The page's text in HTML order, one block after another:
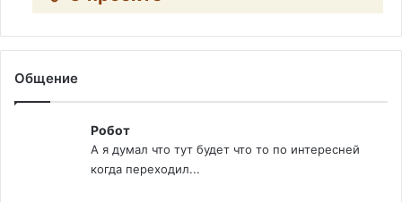
Общение
Робот
А я думал что тут будет что то по интересней
когда переходил...